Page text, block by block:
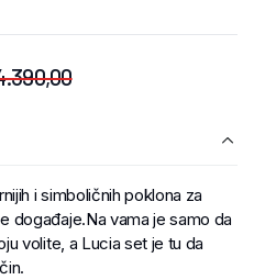
i simboličnih poklona za
događaje.Na vama je samo da
volite, a Lucia set je tu da